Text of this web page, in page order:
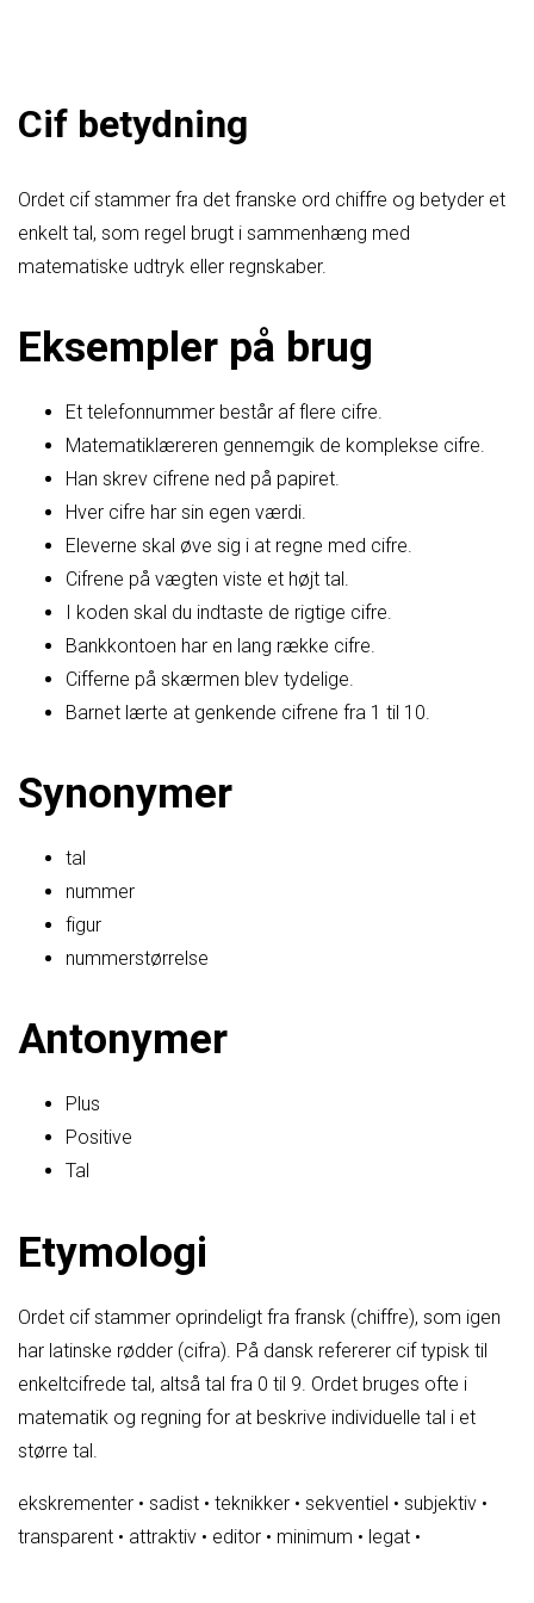
Cif betydning
Ordet cif stammer fra det franske ord chiffre og betyder et
enkelt tal, som regel brugt i sammenhæng med
matematiske udtryk eller regnskaber.
Eksempler på brug
Et telefonnummer består af flere cifre.
Matematiklæreren gennemgik de komplekse cifre.
Han skrev cifrene ned på papiret.
Hver cifre har sin egen værdi.
Eleverne skal øve sig i at regne med cifre.
Cifrene på vægten viste et højt tal.
I koden skal du indtaste de rigtige cifre.
Bankkontoen har en lang række cifre.
Cifferne på skærmen blev tydelige.
Barnet lærte at genkende cifrene fra 1 til 10.
Synonymer
tal
nummer
figur
nummerstørrelse
Antonymer
Plus
Positive
Tal
Etymologi
Ordet cif stammer oprindeligt fra fransk (chiffre), som igen
har latinske rødder (cifra). På dansk refererer cif typisk til
enkeltcifrede tal, altså tal fra 0 til 9. Ordet bruges ofte i
matematik og regning for at beskrive individuelle tal i et
større tal.
ekskrementer • sadist • teknikker • sekventiel • subjektiv •
transparent • attraktiv • editor • minimum • legat •